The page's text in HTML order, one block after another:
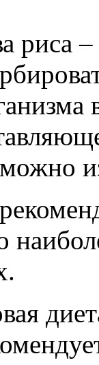
риса